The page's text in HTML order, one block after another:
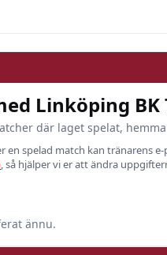
Linköping BK
där laget spelat,
en spelad match kan tränarens
, så hjälper vi er att ändra
ännu.